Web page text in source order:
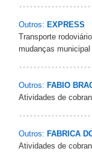
Outros: EXPRESS
Transporte
mudanças municipal
Outros: FABIO
Atividades de
Outros: FABRICA
Atividades de